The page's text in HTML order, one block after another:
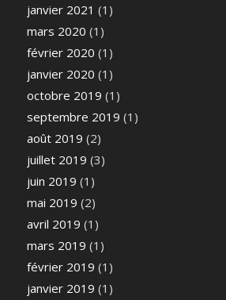
janvier 2021 (1)
mars 2020 (1)
février 2020 (1)
janvier 2020 (1)
octobre 2019 (1)
septembre 2019 (1)
août 2019 (2)
juillet 2019 (3)
juin 2019 (1)
mai 2019 (2)
avril 2019 (1)
mars 2019 (1)
février 2019 (1)
janvier 2019 (1)